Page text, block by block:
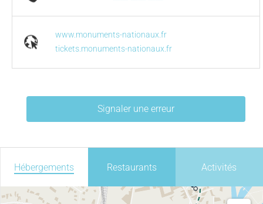
www.monuments-nationaux.fr
tickets.monuments-nationaux.fr
Signaler une erreur
Hébergements Restaurants Activités